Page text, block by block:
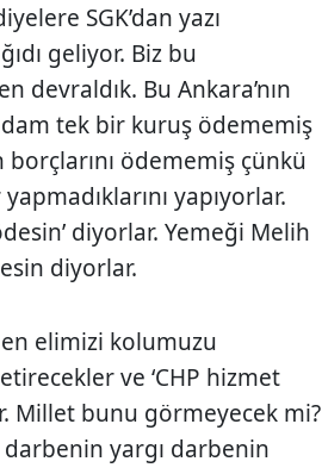
SGK’dan yazı
geliyor. Biz bu
Bu Ankara’nın
tek bir kuruş ödememiş
borçlarını ödememiş çünkü
yapıyorlar.
diyorlar. Yemeği Melih
diyorlar.
elimizi kolumuzu
ve ‘CHP hizmet
Millet bunu görmeyecek mi?
yargı darbenin